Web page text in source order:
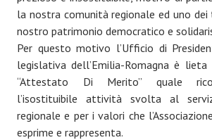
la nostra comunità regionale ed uno
nostro patrimonio democratico e
Per questo motivo l’Ufficio di
legislativa dell’Emilia-Romagna è
“Attestato Di Merito” quale
l’isostituibile attività svolta al
regionale e per i valori che
esprime e rappresenta.